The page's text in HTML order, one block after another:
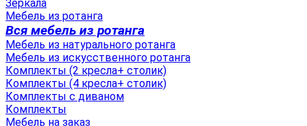
Зеркала
Мебель из ротанга
Вся мебель из ротанга
Мебель из натурального ротанга
Мебель из искусственного ротанга
Комплекты (2 кресла+ столик)
Комплекты (4 кресла+ столик)
Комплекты с диваном
Комплекты
Мебель на заказ